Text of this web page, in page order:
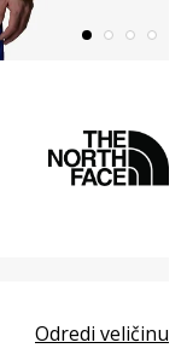
Odredi veličinu